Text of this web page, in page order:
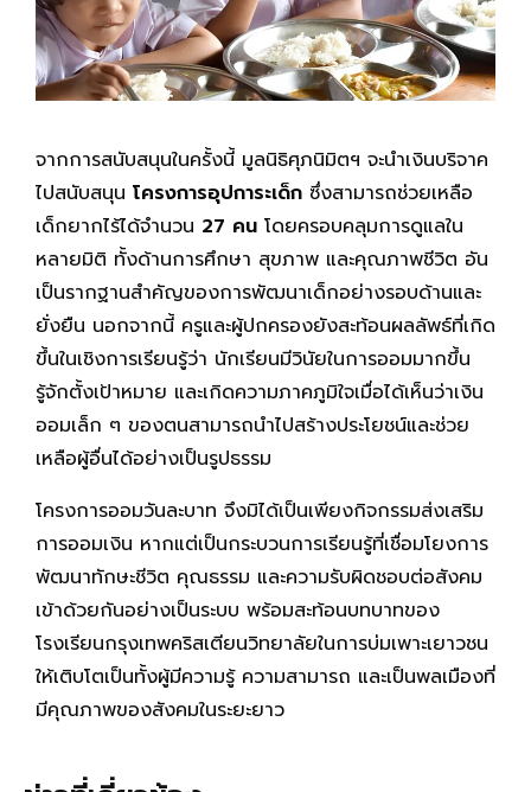
จากการสนับสนุนในครั้งนี้ มูลนิธิศุภนิมิตฯ จะนำเงินบริจาค
ไปสนับสนุน โครงการอุปการะเด็ก ซึ่งสามารถช่วยเหลือ
เด็กยากไร้ได้จำนวน 27 คน โดยครอบคลุมการดูแลใน
หลายมิติ ทั้งด้านการศึกษา สุขภาพ และคุณภาพชีวิต อัน
เป็นรากฐานสำคัญของการพัฒนาเด็กอย่างรอบด้านและ
ยั่งยืน นอกจากนี้ ครูและผู้ปกครองยังสะท้อนผลลัพธ์ที่เกิด
ขึ้นในเชิงการเรียนรู้ว่า นักเรียนมีวินัยในการออมมากขึ้น
รู้จักตั้งเป้าหมาย และเกิดความภาคภูมิใจเมื่อได้เห็นว่าเงิน
ออมเล็ก ๆ ของตนสามารถนำไปสร้างประโยชน์และช่วย
เหลือผู้อื่นได้อย่างเป็นรูปธรรม
โครงการออมวันละบาท จึงมิได้เป็นเพียงกิจกรรมส่งเสริม
การออมเงิน หากแต่เป็นกระบวนการเรียนรู้ที่เชื่อมโยงการ
พัฒนาทักษะชีวิต คุณธรรม และความรับผิดชอบต่อสังคม
เข้าด้วยกันอย่างเป็นระบบ พร้อมสะท้อนบทบาทของ
โรงเรียนกรุงเทพคริสเตียนวิทยาลัยในการบ่มเพาะเยาวชน
ให้เติบโตเป็นทั้งผู้มีความรู้ ความสามารถ และเป็นพลเมืองที่
มีคุณภาพของสังคมในระยะยาว